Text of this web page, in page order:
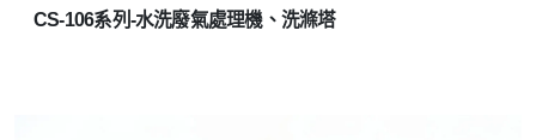
CS-106系列-水洗廢氣處理機、洗滌塔